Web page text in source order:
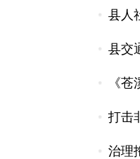
县人
县交
《
打击
治理